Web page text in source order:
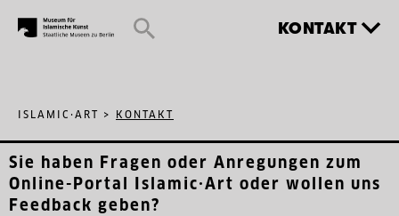
KONTAKT
ISLAMIC·ART > KONTAKT
Sie haben Fragen oder Anregungen zum
Online-Portal Islamic·Art oder wollen uns
Feedback geben?